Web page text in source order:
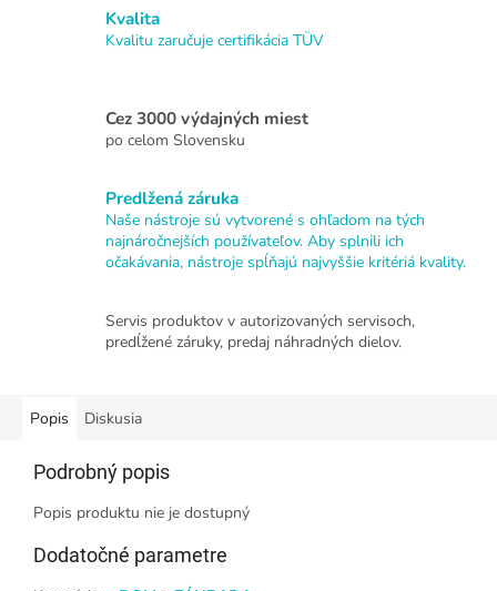
Kvalita
Kvalitu zaručuje certifikácia TÜV
Cez 3000 výdajných miest
po celom Slovensku
Predlžená záruka
Naše nástroje sú vytvorené s ohľadom na tých
najnáročnejších používateľov. Aby splnili ich
očakávania, nástroje spĺňajú najvyššie kritériá kvality.
Servis produktov v autorizovaných servisoch,
predĺžené záruky, predaj náhradných dielov.
Popis Diskusia
Podrobný popis
Popis produktu nie je dostupný
Dodatočné parametre